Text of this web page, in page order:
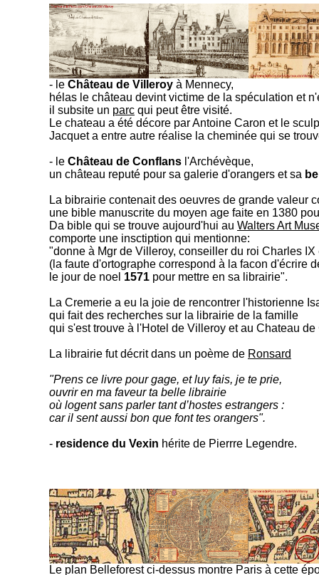
- le Château de Villeroy à Mennecy,
hélas le château devint victime de la spéculation et
il subsite un parc qui peut être visité.
Le chateau a été décore par Antoine Caron et le
Jacquet a entre autre réalise la cheminée qui se
- le Château de Conflans l'Archévèque,
un château reputé pour sa galerie d'orangers et sa
La bibrairie contenait des oeuvres de grande valeur
une bible manuscrite du moyen age faite en 1380
Da bible qui se trouve aujourd'hui au Walters Art
comporte une insctiption qui mentionne:
"donne à Mgr de Villeroy, conseiller du roi Charles IX
(la faute d'ortographe correspond à la facon d'écrire
le jour de noel 1571 pour mettre en sa librairie".
La Cremerie a eu la joie de rencontrer l'historienne
qui fait des recherches sur la librairie de la famille
qui s'est trouve à l'Hotel de Villeroy et au Chateau de
La librairie fut décrit dans un poème de Ronsard
"Prens ce livre pour gage, et luy fais, je te prie,
ouvrir en ma faveur ta belle librairie
où logent sans parler tant d’hostes estrangers :
car il sent aussi bon que font tes orangers".
- residence du Vexin hérite de Pierrre Legendre.
Le plan Belleforest ci-dessus montre Paris à cette